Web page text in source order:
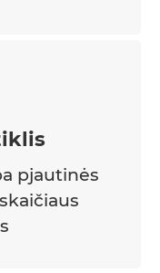
pjautinės